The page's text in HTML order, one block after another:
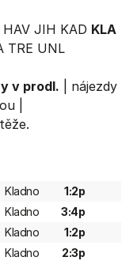
HAV JIH KAD KLA
TRE UNL
v prodl.
nájezdy
Kladno
1:2p
Kladno
3:4p
Kladno
1:2p
Kladno 2:3p